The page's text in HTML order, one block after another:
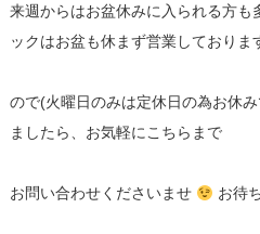
来週からはお盆休みに入られる方も
ックはお盆も休まず営業しておりま
ので(火曜日のみは定休日の為お休
ましたら、お気軽にこちらまで
お問い合わせくださいませ お待